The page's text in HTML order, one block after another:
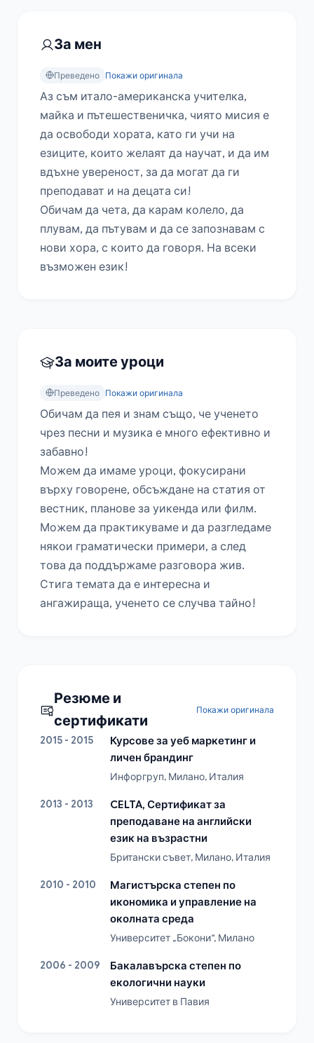
За мен
Преведено Покажи оригинала
Аз съм итало-американска учителка,
майка и пътешественичка, чиято мисия е
да освободи хората, като ги учи на
езиците, които желаят да научат, и да им
вдъхне увереност, за да могат да ги
преподават и на децата си!
Обичам да чета, да карам колело, да
плувам, да пътувам и да се запознавам с
нови хора, с които да говоря. На всеки
възможен език!
За моите уроци
Преведено Покажи оригинала
Обичам да пея и знам също, че ученето
чрез песни и музика е много ефективно и
забавно!
Можем да имаме уроци, фокусирани
върху говорене, обсъждане на статия от
вестник, планове за уикенда или филм.
Можем да практикуваме и да разгледаме
някои граматически примери, а след
това да поддържаме разговора жив.
Стига темата да е интересна и
ангажираща, ученето се случва тайно!
Резюме и
сертификати
Покажи оригинала
2015 - 2015
Курсове за уеб маркетинг и
личен брандинг
Инфоргруп, Милано, Италия
2013 - 2013
CELTA, Сертификат за
преподаване на английски
език на възрастни
Британски съвет, Милано, Италия
2010 - 2010
Магистърска степен по
икономика и управление на
околната среда
Университет „Бокони“, Милано
2006 - 2009
Бакалавърска степен по
екологични науки
Университет в Павия